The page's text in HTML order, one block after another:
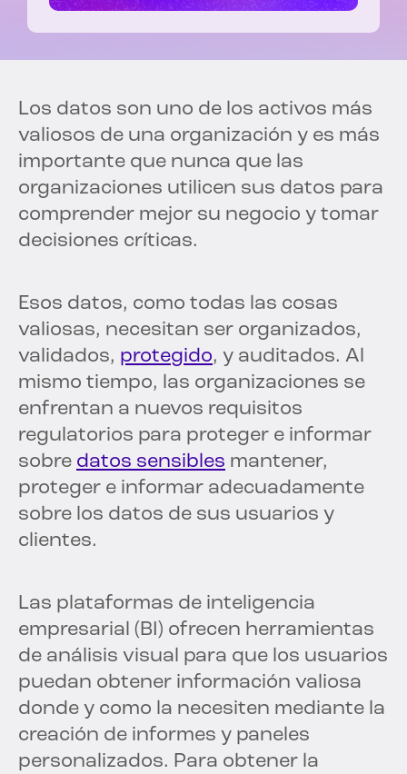
Los datos son uno de los activos más
valiosos de una organización y es más
importante que nunca que las
organizaciones utilicen sus datos para
comprender mejor su negocio y tomar
decisiones críticas.
Esos datos, como todas las cosas
valiosas, necesitan ser organizados,
validados, protegido, y auditados. Al
mismo tiempo, las organizaciones se
enfrentan a nuevos requisitos
regulatorios para proteger e informar
sobre datos sensibles mantener,
proteger e informar adecuadamente
sobre los datos de sus usuarios y
clientes.
Las plataformas de inteligencia
empresarial (BI) ofrecen herramientas
de análisis visual para que los usuarios
puedan obtener información valiosa
donde y como la necesiten mediante la
creación de informes y paneles
personalizados. Para obtener la